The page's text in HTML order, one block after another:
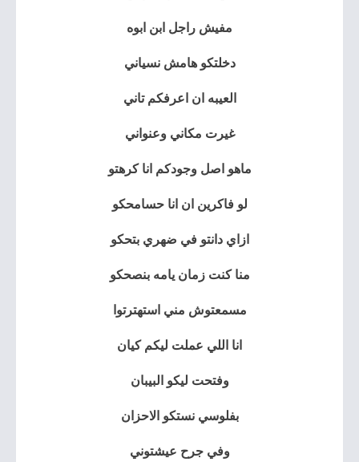
مفيش راجل ابن ابوه
دخلتكو هامش نسياني
العيبه ان اعرفكم تاني
غيرت مكاني وعنواني
ماهو اصل وجودكم انا كرهتو
لو فاكرين ان انا حسامحكو
ازاي دانتو في ضهري بتحكو
منا كنت زمان يامه بنصحكو
مسمعتوش مني استهترتوا
انا اللي عملت ليكم كيان
وفتحت ليكو البيبان
بفلوسي نستكو الاحزان
وفي جرح عيشتوني